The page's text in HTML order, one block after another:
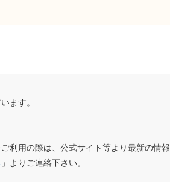
ます。
利用の際は、公式サイト等より最新の情報
」よりご連絡下さい。